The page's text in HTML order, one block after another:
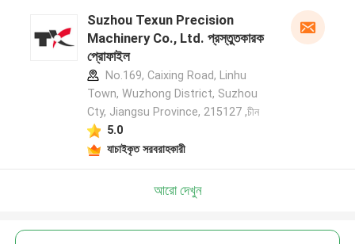
Suzhou Texun Precision
Machinery Co., Ltd. প্রস্তুতকারক
প্রোফাইল
No.169, Caixing Road, Linhu
Town, Wuzhong District, Suzhou
Cty, Jiangsu Province, 215127 ,চীন
5.0
যাচাইকৃত সরবরাহকারী
আরো দেখুন